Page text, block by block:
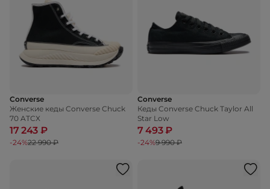
Converse
Женские кеды Converse Chuck
70 ATCX
17 243 ₽
-24%22 990 ₽
Converse
Кеды Converse Chuck Taylor All
Star Low
7 493 ₽
-24%9 990 ₽